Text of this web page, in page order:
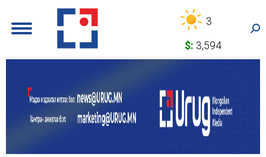
3
$: 3,594